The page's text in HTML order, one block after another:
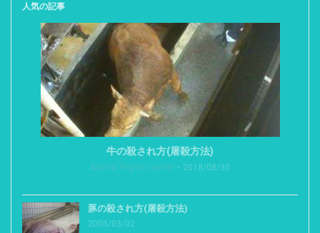
人気の記事
牛の殺され方(屠殺方法)
Animal Rights Center 2018/08/30
豚の殺され方(屠殺方法)
2005/03/02